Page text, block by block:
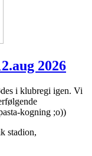
2026
i klubregi igen. Vi
kogning ;o))
stadion,